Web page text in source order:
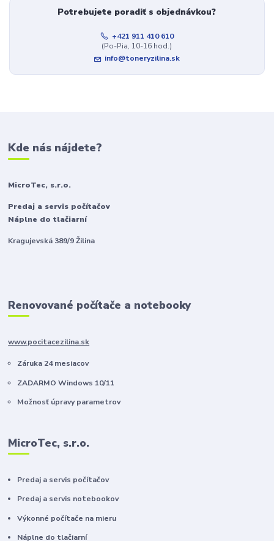
Potrebujete poradiť s objednávkou?
+421 911 410 610
(Po-Pia, 10-16 hod.)
info@toneryzilina.sk
Kde nás nájdete?
MicroTec, s.r.o.
Predaj a servis počítačov
Náplne do tlačiarní
Kragujevská 389/9 Žilina
Renovované počítače a notebooky
www.pocitacezilina.sk
Záruka 24 mesiacov
ZADARMO Windows 10/11
Možnosť úpravy parametrov
MicroTec, s.r.o.
Predaj a servis počítačov
Predaj a servis notebookov
Výkonné počítače na mieru
Náplne do tlačiarní